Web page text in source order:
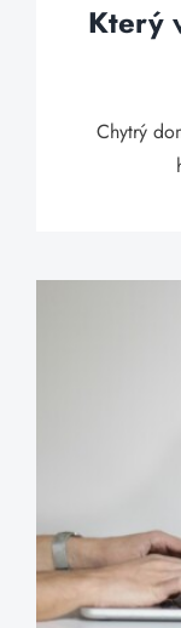
Který
Chytrý